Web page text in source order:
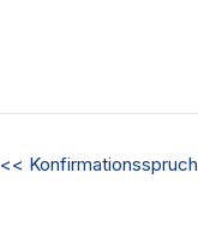
<< Konfirmationsspruch